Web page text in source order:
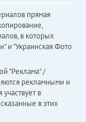
прямая
в которых
и "Украинская Фото
"Реклама" /
рекламными и
в
в этих